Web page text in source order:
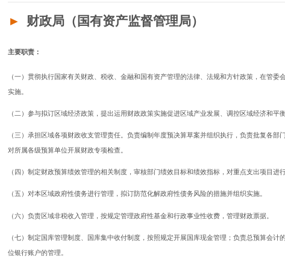
► 财政局 （国有资产监督管理局）
主要职责：
（一）贯彻执行国家有关财政、税收、金融和国有资产管理的法律、法规和方针政策，在管
实施。
（二）参与拟订区域经济政策，提出运用财政政策实施促进区域产业发展、调控区域经济和平
（三）承担区域各项财政收支管理责任。负责编制年度预决算草案并组织执行，负责批复各
对所属各级预算单位开展财政专项检查。
（四）制定财政预算绩效管理的相关制度，审核部门绩效目标和绩效指标，对重点支出项目进
（五）对本区域政府性债务进行管理，拟订防范化解政府性债务风险的措施并组织实施。
（六）负责区域非税收入管理，按规定管理政府性基金和行政事业性收费，管理财政票据。
（七）制定国库管理制度、国库集中收付制度，按照规定开展国库现金管理；负责总预算会
位银行账户的管理。